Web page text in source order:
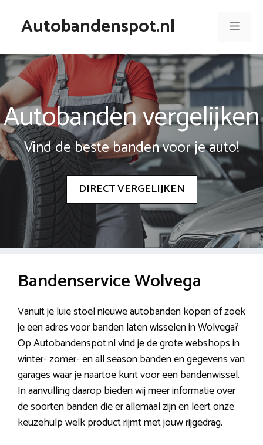
Spring
inhoudAutobandenspot.nl Menu
Autobanden vergelijken
Vind de beste banden voor je auto!
DIRECT VERGELIJKEN
Bandenservice Wolvega
Vanuit je luie stoel nieuwe autobanden kopen of zoek
je een adres voor banden laten wisselen in Wolvega?
Op Autobandenspot.nl vind je de grote webshops in
winter- zomer- en all season banden en gegevens van
garages waar je naartoe kunt voor een bandenwissel.
In aanvulling daarop bieden wij meer informatie over
de soorten banden die er allemaal zijn en leert onze
keuzehulp welk product rijmt met jouw rijgedrag.